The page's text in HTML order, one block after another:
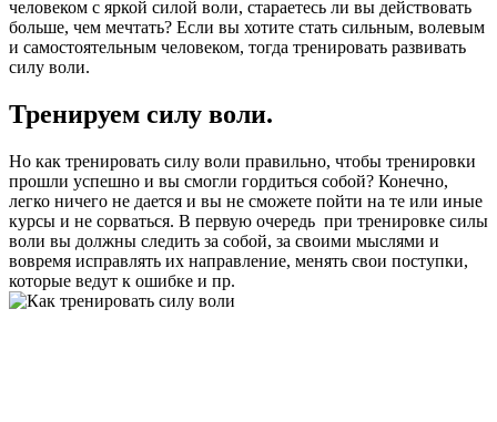
человеком с яркой силой воли, стараетесь ли вы действовать
больше, чем мечтать? Если вы хотите стать сильным, волевым
и самостоятельным человеком, тогда тренировать развивать
силу воли.
Тренируем силу воли.
Но как тренировать силу воли правильно, чтобы тренировки
прошли успешно и вы смогли гордиться собой? Конечно,
легко ничего не дается и вы не сможете пойти на те или иные
курсы и не сорваться. В первую очередь при тренировке силы
воли вы должны следить за собой, за своими мыслями и
вовремя исправлять их направление, менять свои поступки,
которые ведут к ошибке и пр.